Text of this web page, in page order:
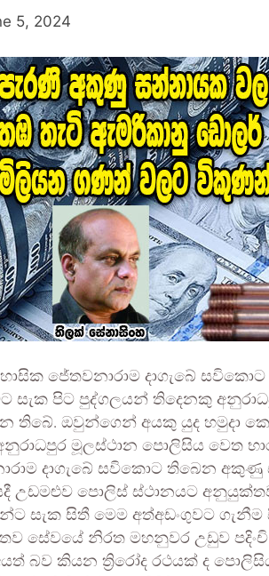
5, 2024
ජේතවනාරාම දාගැබේ
සැක පිට පුද්ගලයන් තිදෙනකු
තිබේ. ඔවුන්ගෙන් අයකු යුද හමුදා
මූලස්ථාන පොලිසිය වෙත
දාගැබේ සවිකොට තිබෙන
උඩමළුව පොලිස් ස්ථානයට
සැක සිතී මෙම අත්අඩංගුවට ගැනීම
සේවයේ නිරත මහනුවර උඩුව
බව කියන ත්‍රිරෝද රථයක් ද